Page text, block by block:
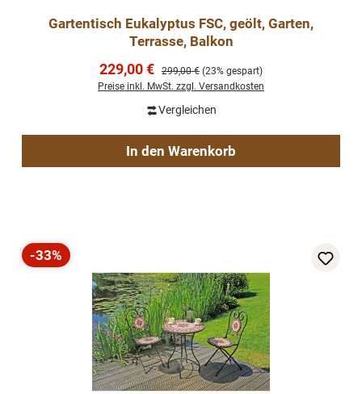
Gartentisch Eukalyptus FSC, geölt, Garten,
Terrasse, Balkon
Verkaufspreis:
229,00 € Regulärer Preis:
299,00 € (23% gespart)
Preise inkl. MwSt. zzgl. Versandkosten
Vergleichen
In den Warenkorb
Rabatt
-33%